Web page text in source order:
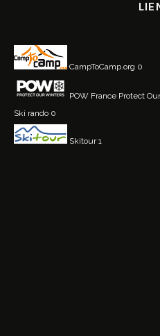
CampToCamp.org 0
POW France Protect
Ski rando 0
Skitour1